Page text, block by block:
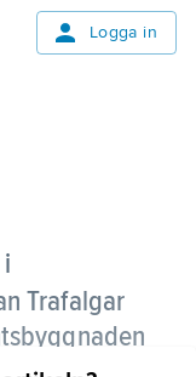
Logga in
Trafalgar